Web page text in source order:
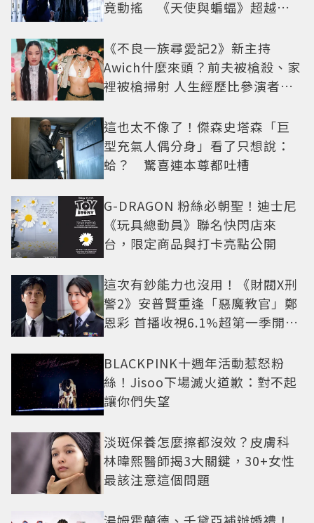
竟動搖 《天使與蝙蝠》超越懸
《不良一族尋愛記2》新主持
Awich什麼來頭？前夫被槍殺、家
裡被槍掃射 人生經歷比參演者還
這也太不像了！傑森史塔森「巨
型充氣人偶分身」看了只想說：
蛤？ 驚喜連本尊都吐槽
G-DRAGON 粉絲必朝聖！迪士尼
《玩具總動員》聯名快閃店來
台，限定商品與打卡亮點公開
這次有鈔能力也沒用！《財閥X刑
警2》安普賢重逢「惡魔教官」鄭
恩彩 首播收視6.1%超第一季開紅
BLACKPINK十週年活動惹怒粉
絲！Jisoo下場滅火道歉：對不起
讓你們失望
淡斑保養怎麼擦都沒效？皮膚科
林暐熙醫師揭3大關鍵，30+女性
最該注意這個問題